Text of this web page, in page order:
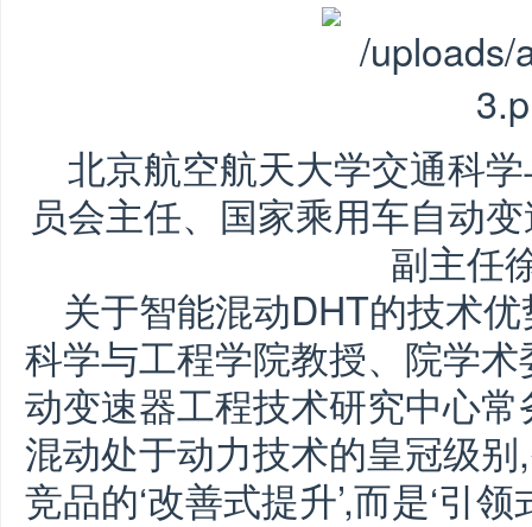
北京航空航天大学交通科
员会主任、国家乘用车自动
副主任
关于智能混动DHT的技术
科学与工程学院教授、院学
动变速器工程技术研究中心
混动处于动力技术的皇冠级
竞品的‘改善式提升’,而是‘引领